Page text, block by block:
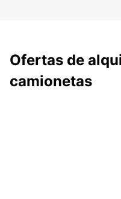
Ofertas de
camionetas